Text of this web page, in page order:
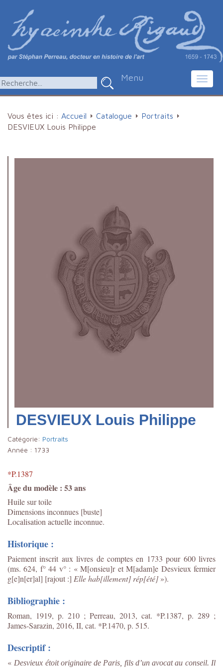
Menu
Vous êtes ici : Accueil Catalogue
Portraits
DESVIEUX Louis Philippe
DESVIEUX Louis Philippe
Catégorie: Portraits
Année : 1733
*P.1387
Âge du modèle : 53 ans
Huile sur toile
Dimensions inconnues [buste]
Localisation actuelle inconnue.
Historique :
Paiement inscrit aux livres de comptes en 1733 pour 600 livres
(ms. 624, f° 44 v° : « M[onsieu]r et M[adam]e Desvieux fermier
g[e]n[er]al] [rajout :] Elle hab[illement] rép[été] »).
Bibliographie :
Roman, 1919, p. 210 ; Perreau, 2013, cat. *P.1387, p. 289 ;
James-Sarazin, 2016, II, cat. *P.1470, p. 515.
Descriptif :
« Desvieux étoit originaire de Paris, fils d’un avocat au conseil. Il